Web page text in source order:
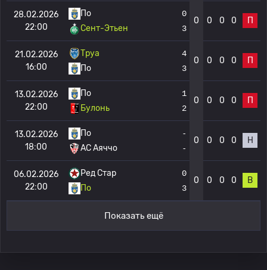
28.02.2026
22:00
По
Сент-Этьен
0
3
0 0 0 0 П
21.02.2026
16:00
Труа
По
4
3
0 0 0 0 П
13.02.2026
22:00
По
Булонь
1
2
0 0 0 0 П
13.02.2026
18:00
По
AC Аяччо
-
-
0 0 0 0 Н
06.02.2026
22:00
Ред Стар
По
0
3
0 0 0 0 В
Показать ещё